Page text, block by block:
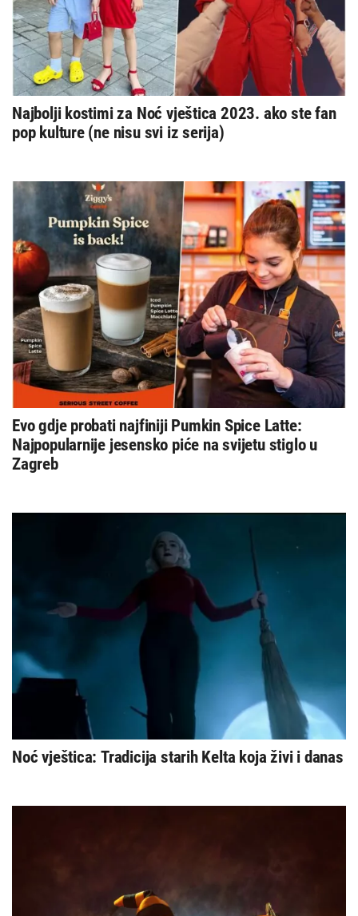
Najbolji kostimi za Noć vještica 2023. ako ste fan
pop kulture (ne nisu svi iz serija)
Evo gdje probati najfiniji Pumkin Spice Latte:
Najpopularnije jesensko piće na svijetu stiglo u
Zagreb
Noć vještica: Tradicija starih Kelta koja živi i danas